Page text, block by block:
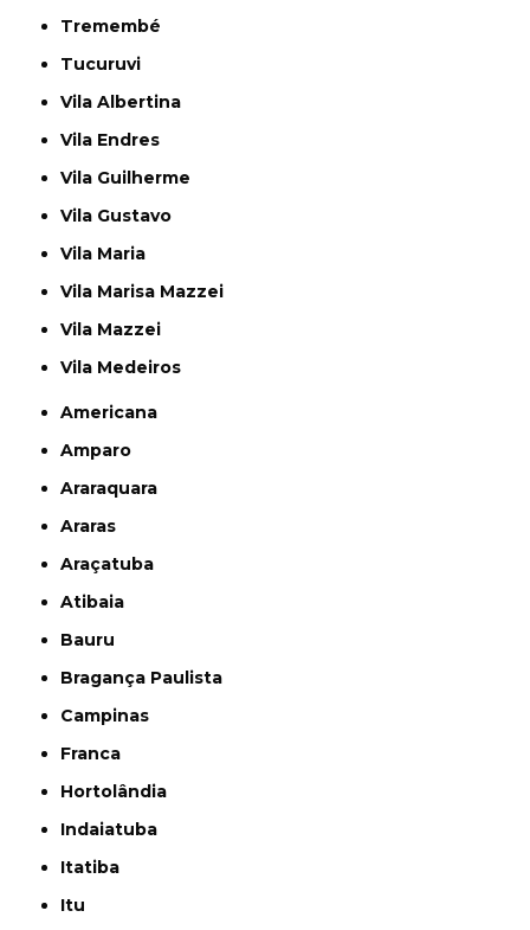
Tremembé
Tucuruvi
Vila Albertina
Vila Endres
Vila Guilherme
Vila Gustavo
Vila Maria
Vila Marisa Mazzei
Vila Mazzei
Vila Medeiros
Americana
Amparo
Araraquara
Araras
Araçatuba
Atibaia
Bauru
Bragança Paulista
Campinas
Franca
Hortolândia
Indaiatuba
Itatiba
Itu